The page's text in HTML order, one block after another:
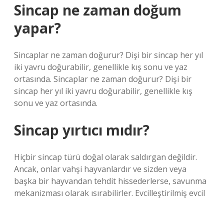
Sincap ne zaman doğum
yapar?
Sincaplar ne zaman doğurur? Dişi bir sincap her yıl
iki yavru doğurabilir, genellikle kış sonu ve yaz
ortasında. Sincaplar ne zaman doğurur? Dişi bir
sincap her yıl iki yavru doğurabilir, genellikle kış
sonu ve yaz ortasında.
Sincap yırtıcı mıdır?
Hiçbir sincap türü doğal olarak saldırgan değildir.
Ancak, onlar vahşi hayvanlardır ve sizden veya
başka bir hayvandan tehdit hissederlerse, savunma
mekanizması olarak ısırabilirler. Evcilleştirilmiş evcil